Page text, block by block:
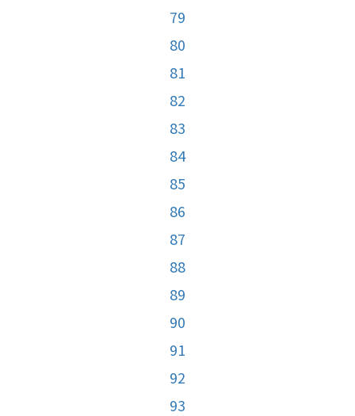
79
80
81
82
83
84
85
86
87
88
89
90
91
92
93